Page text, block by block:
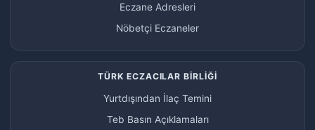
Eczane Adresleri
Nöbetçi Eczaneler
TÜRK ECZACILAR BİRLİĞİ
Yurtdışından İlaç Temini
Teb Basın Açıklamaları